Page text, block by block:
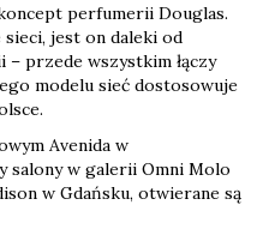
perfumerii Douglas.
jest on daleki od
przede wszystkim łączy
modelu sieć dostosowuje
Avenida w
salony w galerii Omni Molo
w Gdańsku, otwierane są